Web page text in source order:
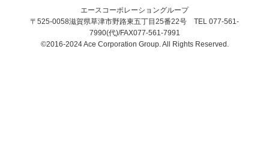
エースコーポレーショングループ
〒525-0058滋賀県草津市野路東五丁目25番22号 TEL 077-561-
7990(代)/FAX077-561-7991
©2016-2024 Ace Corporation Group. All Rights Reserved.